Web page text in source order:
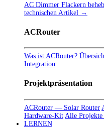
AC Dimmer Flackern
technischen Artikel →
ACRouter
Was ist ACRouter?
Integration
Projektpräsentation
ACRouter — Solar Router
Hardware-Kit Alle
LERNEN